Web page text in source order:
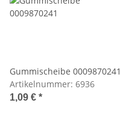
Gummischeibe 0009870241
Artikelnummer: 6936
1,09 € *